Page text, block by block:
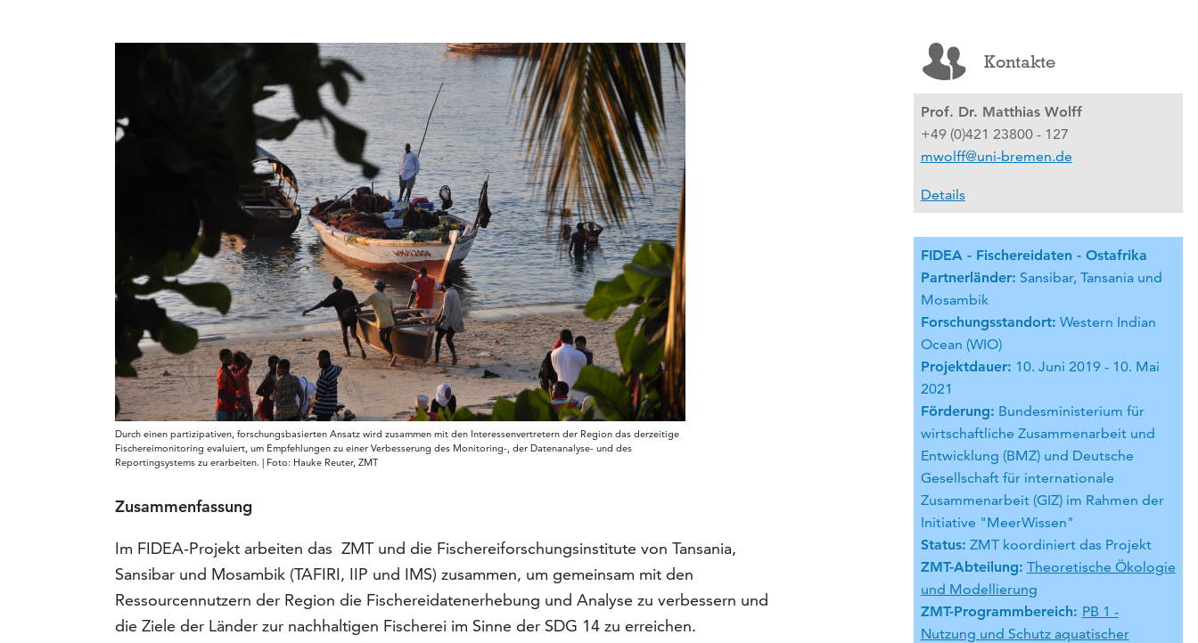
Durch einen partizipativen, forschungsbasierten Ansatz wird zusammen mit den Interessenvertretern der Region das derzeitige
Fischereimonitoring evaluiert, um Empfehlungen zu einer Verbesserung des Monitoring-, der Datenanalyse- und des
Reportingsystems zu erarbeiten. | Foto: Hauke Reuter, ZMT
Zusammenfassung
Im FIDEA-Projekt arbeiten das ZMT und die Fischereiforschungsinstitute von Tansania,
Sansibar und Mosambik (TAFIRI, IIP und IMS) zusammen, um gemeinsam mit den
Ressourcennutzern der Region die Fischereidatenerhebung und Analyse zu verbessern und
die Ziele der Länder zur nachhaltigen Fischerei im Sinne der SDG 14 zu erreichen.
Kontakte
Prof. Dr. Matthias Wolff
+49 (0)421 23800 - 127
mwolff@uni-bremen.de
Details
FIDEA - Fischereidaten - Ostafrika
Partnerländer: Sansibar, Tansania und
Mosambik
Forschungsstandort: Western Indian
Ocean (WIO)
Projektdauer: 10. Juni 2019 - 10. Mai
2021
Förderung: Bundesministerium für
wirtschaftliche Zusammenarbeit und
Entwicklung (BMZ) und Deutsche
Gesellschaft für internationale
Zusammenarbeit (GIZ) im Rahmen der
Initiative "MeerWissen"
Status: ZMT koordiniert das Projekt
ZMT-Abteilung: Theoretische Ökologie
und Modellierung
ZMT-Programmbereich: PB 1 -
Nutzung und Schutz aquatischer